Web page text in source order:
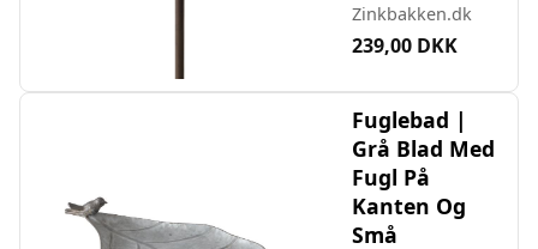
Zinkbakken.dk
239,00 DKK
Fuglebad |
Grå Blad Med
Fugl På
Kanten Og
Små